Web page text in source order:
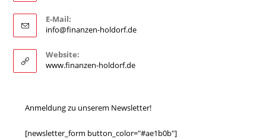
E-Mail:
info@finanzen-holdorf.de
Website:
www.finanzen-holdorf.de
Anmeldung zu unserem Newsletter!
[newsletter_form button_color="#ae1b0b"]